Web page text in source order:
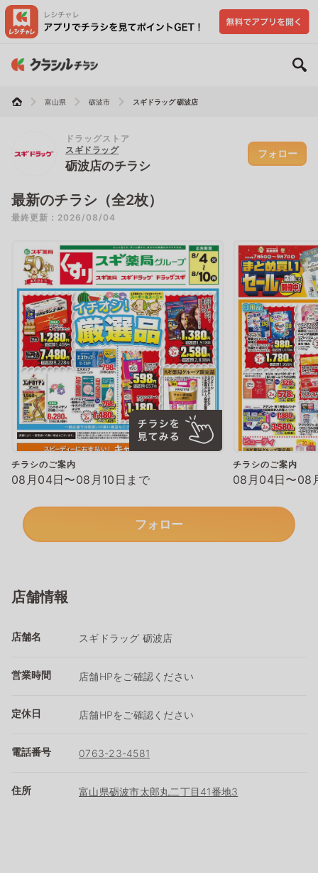
富山県 砺波市 スギドラッグ 砺波店
ドラッグストア
スギドラッグ
砺波店のチラシ
フォロー
最新のチラシ（全2枚）
最終更新：2026/08/04
チラシのご案内
08月04日〜08月10日まで
チラシのご案内
08月04日〜08
フォロー
店舗情報
店舗名 スギドラッグ 砺波店
営業時間 店舗HPをご確認ください
定休日 店舗HPをご確認ください
電話番号 0763-23-4581
住所 富山県砺波市太郎丸二丁目41番地3